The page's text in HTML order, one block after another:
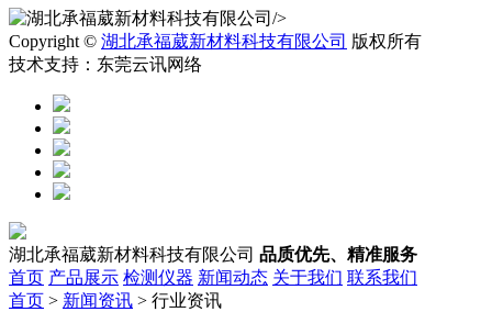
/>
Copyright © 湖北承福葳新材料科技有限公司 版权所有
技术支持：东莞云讯网络
湖北承福葳新材料科技有限公司 品质优先、精准服务
首页 产品展示 检测仪器 新闻动态 关于我们 联系我们
首页 > 新闻资讯 > 行业资讯